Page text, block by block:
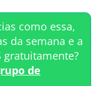
como essa,
da semana e a
gratuitamente?
de